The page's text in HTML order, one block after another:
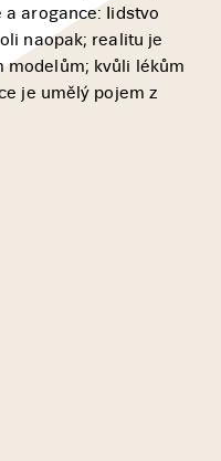
arogance: Iidstvo
naopak; realitu je
modelům; kvůli lékům
je umělý pojem z